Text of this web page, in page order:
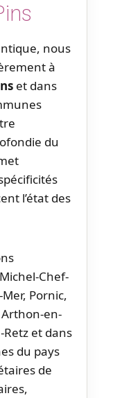
nous
à
et dans
du
l’état des
Chef-
Pornic,
en-
Retz et dans
du pays
de